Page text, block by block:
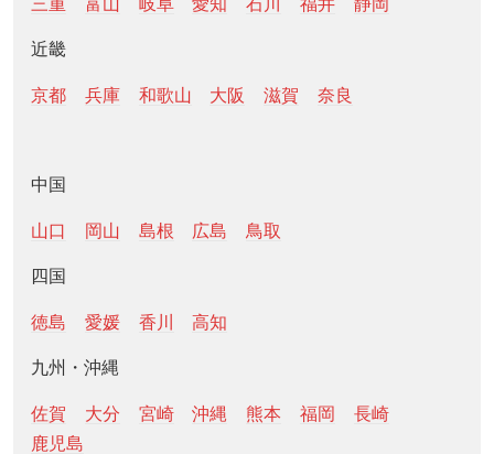
三重 富山 岐阜 愛知 石川 福井 静岡
近畿
京都 兵庫 和歌山 大阪 滋賀 奈良
中国
山口 岡山 島根 広島 鳥取
四国
徳島 愛媛 香川 高知
九州・沖縄
佐賀 大分 宮崎 沖縄 熊本 福岡
長崎
鹿児島